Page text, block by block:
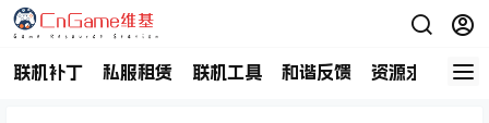
联机补丁 私服租赁 联机工具 和谐反馈 资源求助 商